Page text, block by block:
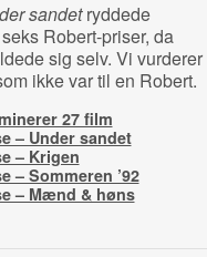
sandetryddede
Robert-priser, da
sig selv. Vi vurderer
ikke var til en Robert.
27 film
– Under sandet
– Krigen
– Sommeren ’92
– Mænd & høns